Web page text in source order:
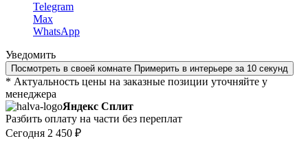
Telegram
Max
WhatsApp
Уведомить
Посмотреть в своей комнате Примерить в интерьере за 10 секунд
* Актуальность цены на заказные позиции уточняйте у
менеджера
Яндекс Сплит
Разбить оплату на части без переплат
Сегодня 2 450 ₽